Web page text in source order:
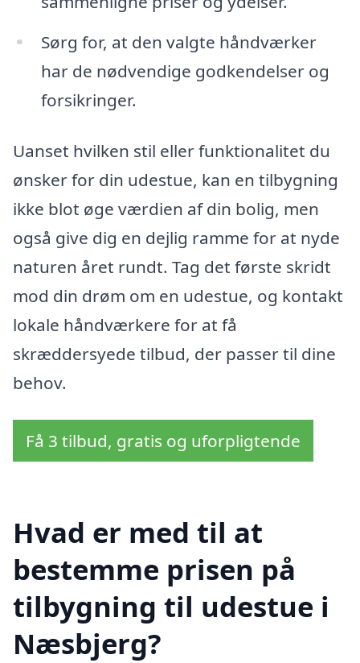
Sørg for, at den valgte håndværker
har de nødvendige godkendelser og
forsikringer.
Uanset hvilken stil eller funktionalitet du
ønsker for din udestue, kan en tilbygning
ikke blot øge værdien af din bolig, men
også give dig en dejlig ramme for at nyde
naturen året rundt. Tag det første skridt
mod din drøm om en udestue, og kontakt
lokale håndværkere for at få
skræddersyede tilbud, der passer til dine
behov.
Få 3 tilbud, gratis og uforpligtende
Hvad er med til at
bestemme prisen på
tilbygning til udestue i
Næsbjerg?